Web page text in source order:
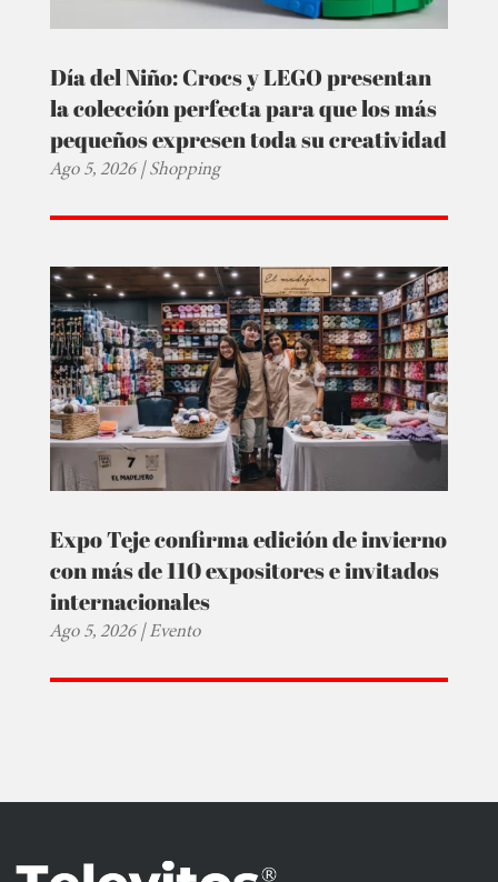
Día del Niño: Crocs y LEGO presentan
la colección perfecta para que los más
pequeños expresen toda su creatividad
Ago 5, 2026|Shopping
Expo Teje confirma edición de invierno
con más de 110 expositores e invitados
internacionales
Ago 5, 2026|Evento